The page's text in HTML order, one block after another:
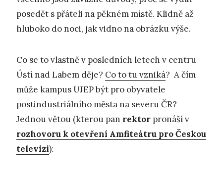
posedět s přáteli na pěkném místě. Klidně až
hluboko do noci, jak vidno na obrázku výše.
Co se to vlastně v posledních letech v centru
Ústí nad Labem děje? Co to tu vzniká? A čím
může kampus UJEP být pro obyvatele
postindustriálního města na severu ČR?
Jednou větou (kterou pan rektor pronáší v
rozhovoru k otevření Amfiteátru pro Českou
televizi):